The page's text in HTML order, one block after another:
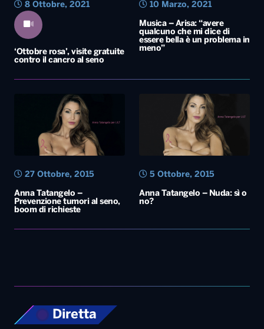
‘Ottobre rosa’, visite gratuite
contro il cancro al seno
8 Ottobre, 2021
Musica – Arisa: “avere
qualcuno che mi dice di
essere bella è un problema in
meno”
10 Marzo, 2021
Anna Tatangelo –
Prevenzione tumori al seno,
boom di richieste
27 Ottobre, 2015
Anna Tatangelo – Nuda: sì o
no?
5 Ottobre, 2015
Diretta